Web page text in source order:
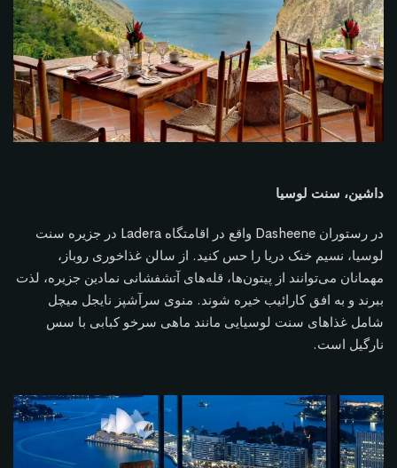
داشین، سنت لوسیا
در رستوران Dasheene واقع در اقامتگاه Ladera در جزیره سنت
لوسیا، نسیم خنک دریا را حس کنید. از سالن غذاخوری روباز،
مهمانان می‌توانند از پیتون‌ها، قله‌های آتشفشانی نمادین جزیره، لذت
ببرند و به افق کارائیب خیره شوند. منوی سرآشپز نایجل میچل
شامل غذاهای سنت لوسیایی مانند ماهی سرخو کبابی با سس
نارگیل است.